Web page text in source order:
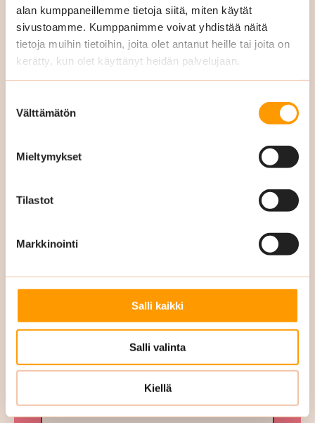
alan kumppaneillemme tietoja siitä, miten käytät
sivustoamme. Kumppanimme voivat yhdistää näitä
tietoja muihin tietoihin, joita olet antanut heille tai joita on
kerätty, kun olet käyttänyt heidän palvelujaan.
valinta
Välttämätön
Mieltymykset
Tilastot
Markkinointi
Salli kaikki
Salli valinta
Kiellä
Sähköpostiosoite*
Puhelinnumero